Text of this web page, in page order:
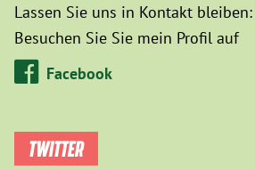
Lassen Sie uns in Kontakt bleiben:
Besuchen Sie Sie mein Profil auf
Facebook
TWITTER